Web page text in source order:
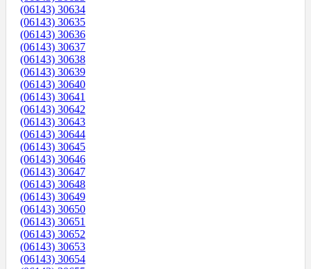
(06143) 30634
(06143) 30635
(06143) 30636
(06143) 30637
(06143) 30638
(06143) 30639
(06143) 30640
(06143) 30641
(06143) 30642
(06143) 30643
(06143) 30644
(06143) 30645
(06143) 30646
(06143) 30647
(06143) 30648
(06143) 30649
(06143) 30650
(06143) 30651
(06143) 30652
(06143) 30653
(06143) 30654